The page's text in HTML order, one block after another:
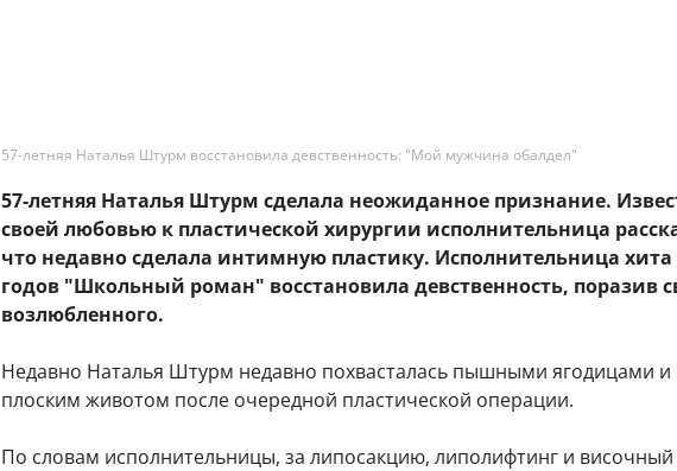
57-летняя Наталья Штурм восстановила девственность: "Мой мужчина обалдел"
57-летняя Наталья Штурм сделала неожиданное признание.
своей любовью к пластической хирургии исполнительница
что недавно сделала интимную пластику. Исполнительница хита
годов "Школьный роман" восстановила девственность, поразив
возлюбленного.
Недавно Наталья Штурм недавно похвасталась пышными ягодицами и
плоским животом после очередной пластической операции.
По словам исполнительницы, за липосакцию, липолифтинг и височный